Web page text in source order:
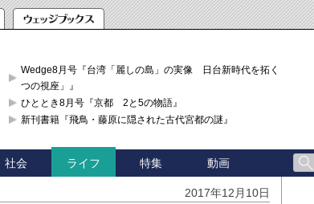
Wedge8月号『台湾「麗しの島」の実像 日台新時代を拓く「3
つの視座」』
ひととき8月号『京都 2と5の物語』
新刊書籍『飛鳥・藤原に隠された古代宮都の謎』
社会 ライフ 特集 動画
2017年12月10日